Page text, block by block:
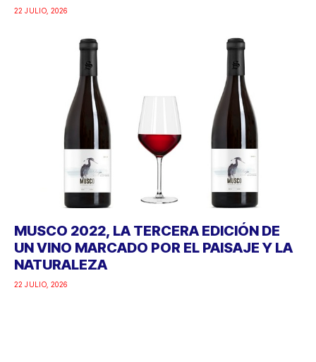
22 JULIO, 2026
MUSCO 2022, LA TERCERA EDICIÓN DE
UN VINO MARCADO POR EL PAISAJE Y LA
NATURALEZA
22 JULIO, 2026